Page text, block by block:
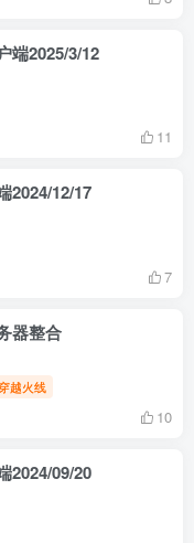
端2025/3/12
11
2024/12/17
7
器整合
穿越火线
10
2024/09/20